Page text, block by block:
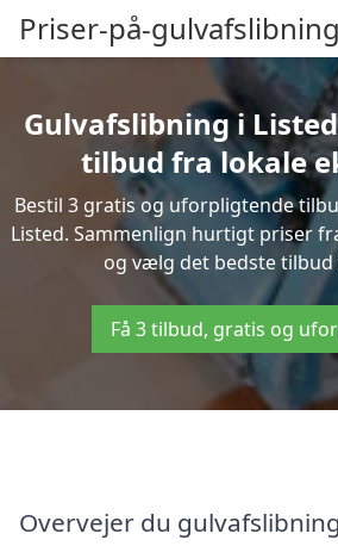
Priser-på-
Gulvafslibning i
tilbud fra lokale
Bestil 3 gratis og uforpligtende
Listed. Sammenlign hurtigt priser
og vælg det bedste tilbud
Få 3 tilbud, gratis og
Overvejer du